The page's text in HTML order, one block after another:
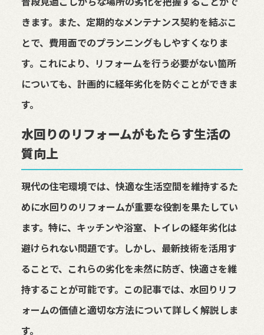
きます。また、定期的なメンテナンス契約を結ぶこ
とで、費用面でのプランニングもしやすくなりま
す。これにより、リフォームを行う必要がない箇所
についても、計画的に経年劣化を防ぐことができま
す。
水回りのリフォームがもたらす生活の
質向上
現代の住宅環境では、快適な生活空間を維持するた
めに水回りのリフォームが重要な役割を果たしてい
ます。特に、キッチンや浴室、トイレの経年劣化は
避けられない問題です。しかし、最新技術を活用す
ることで、これらの劣化を未然に防ぎ、快適さを維
持することが可能です。この記事では、水回りリフ
ォームの価値と適切な方法について詳しく解説しま
す。